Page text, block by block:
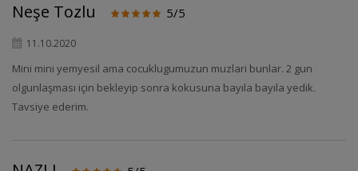
Neşe Tozlu 5/5
11.10.2020
Mini mini yemyesil ama cocuklugumuzun muzlari bunlar. 2 gun
olgunlaşması için bekleyip sonra kokusuna bayıla bayıla yedik.
Tavsiye ederim.